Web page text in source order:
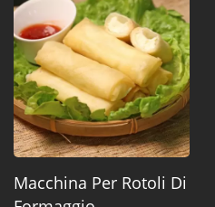
Macchina Per Rotoli Di